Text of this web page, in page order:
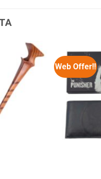
Web Offer!!